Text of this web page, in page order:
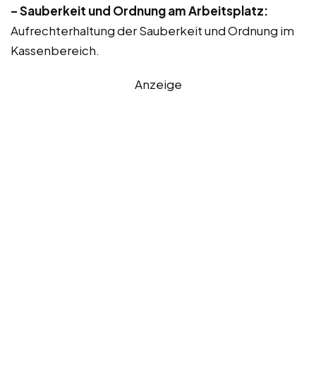
– Sauberkeit und Ordnung am Arbeitsplatz:
Aufrechterhaltung der Sauberkeit und Ordnung im
Kassenbereich.
Anzeige